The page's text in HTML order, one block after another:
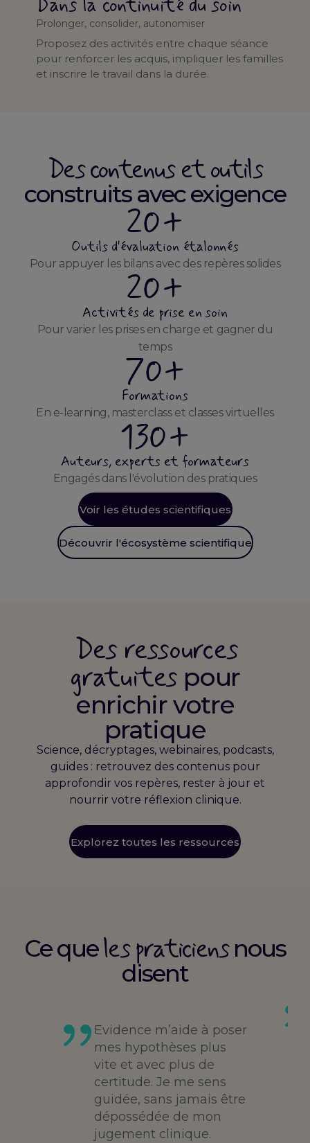
Dans la continuité du soin
Prolonger, consolider, autonomiser
Proposez des activités entre chaque séance
pour renforcer les acquis, impliquer les familles
et inscrire le travail dans la durée.
Des contenus et outils
construits avec exigence
20+
Outils d'évaluation étalonnés
Pour appuyer les bilans avec des repères solides
20+
Activités de prise en soin
Pour varier les prises en charge et gagner du
temps
70+
Formations
En e-learning, masterclass et classes virtuelles
130+
Auteurs, experts et formateurs
Engagés dans l'évolution des pratiques
Voir les études scientifiques
Découvrir l'écosystème scientifique
Des ressources
gratuites pour
enrichir votre
pratique
Science, décryptages, webinaires, podcasts,
guides : retrouvez des contenus pour
approfondir vos repères, rester à jour et
nourrir votre réflexion clinique.
Explorez toutes les ressources
Ce queles praticiensnous
disent
Evidence m’aide à poser
mes hypothèses plus
vite et avec plus de
certitude. Je me sens
guidée, sans jamais être
dépossédée de mon
jugement clinique.